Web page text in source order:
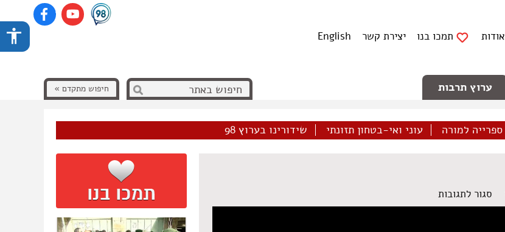
אודות תמכו בנו יצירת קשר English
ערוץ תרבות חיפוש מתקדם »
ספרייה למורה עוני ואי-בטחון תזונתי שידורינו בערוץ 98
סגור לתגובותעל
כך